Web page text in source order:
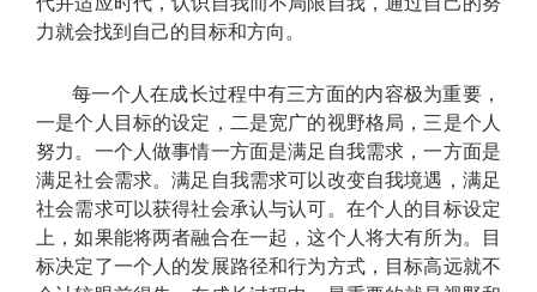
力就会找到自己的目标和方向。
每一个人在成长过程中有三方面的内容极为重要，
一是个人目标的设定，二是宽广的视野格局，三是个人
努力。一个人做事情一方面是满足自我需求，一方面是
满足社会需求。满足自我需求可以改变自我境遇，满足
社会需求可以获得社会承认与认可。在个人的目标设定
上，如果能将两者融合在一起，这个人将大有所为。目
标决定了一个人的发展路径和行为方式，目标高远就不